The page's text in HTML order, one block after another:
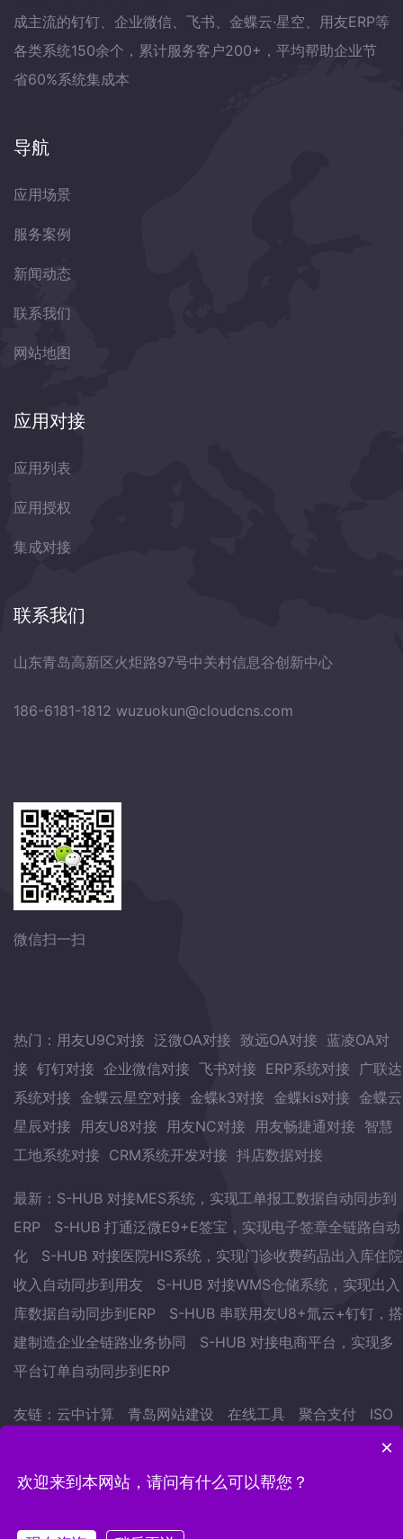
成主流的钉钉、企业微信、飞书、金蝶云·星空、用友ERP等
各类系统150余个，累计服务客户200+，平均帮助企业节
省60%系统集成本
导航
应用场景
服务案例
新闻动态
联系我们
网站地图
应用对接
应用列表
应用授权
集成对接
联系我们
山东青岛高新区火炬路97号中关村信息谷创新中心
186-6181-1812 wuzuokun@cloudcns.com
微信扫一扫
热门： 用友U9C对接 泛微OA对接 致远OA对接 蓝凌OA对
接 钉钉对接 企业微信对接 飞书对接 ERP系统对接 广联达
系统对接 金蝶云星空对接 金蝶k3对接 金蝶kis对接 金蝶云
星辰对接 用友U8对接 用友NC对接 用友畅捷通对接 智慧
工地系统对接 CRM系统开发对接 抖店数据对接
最新： S-HUB 对接MES系统，实现工单报工数据自动同步到
ERP
S-HUB 打通泛微E9+E签宝，实现电子签章全链路自动
化
S-HUB 对接医院HIS系统，实现门诊收费药品出入库住院
收入自动同步到用友
S-HUB 对接WMS仓储系统，实现出入
库数据自动同步到ERP
S-HUB 串联用友U8+氚云+钉钉，搭
建制造企业全链路业务协同
S-HUB 对接电商平台，实现多
平台订单自动同步到ERP
友链： 云中计算 青岛网站建设 在线工具 聚合支付
ISO
地表水监测
站
×
欢迎来到本网站，请问有什么可以帮您？